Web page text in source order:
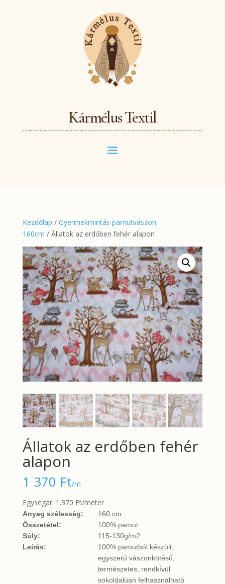
Kármélus Textil
Kezdőlap / Gyermekmintás pamutvászon
160cm / Állatok az erdőben fehér alapon
Állatok az erdőben fehér
alapon
1 370 Ft/m
Egységár: 1.370 Ft/méter
Anyag szélesség:
160 cm
Összetétel:
100% pamut
Súly:
115-130g/m2
Leírás:
100% pamutból készült,
egyszerű vászonkötésű,
természetes, rendkívül
sokoldalúan felhasználható